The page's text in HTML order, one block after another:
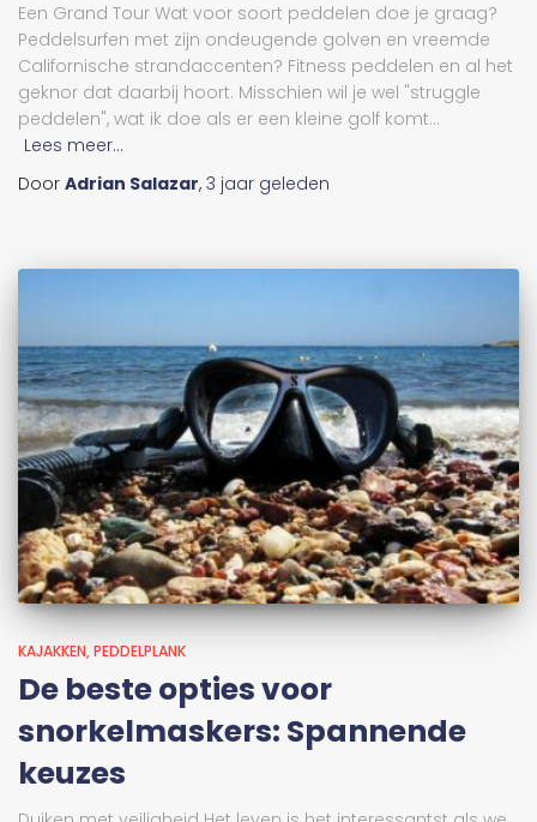
Een Grand Tour Wat voor soort peddelen doe je graag?
Peddelsurfen met zijn ondeugende golven en vreemde
Californische strandaccenten? Fitness peddelen en al het
geknor dat daarbij hoort. Misschien wil je wel "struggle
peddelen", wat ik doe als er een kleine golf komt...
Lees meer...
Door Adrian Salazar, 3 jaar geleden
KAJAKKEN PEDDELPLANK
De beste opties voor
snorkelmaskers: Spannende
keuzes